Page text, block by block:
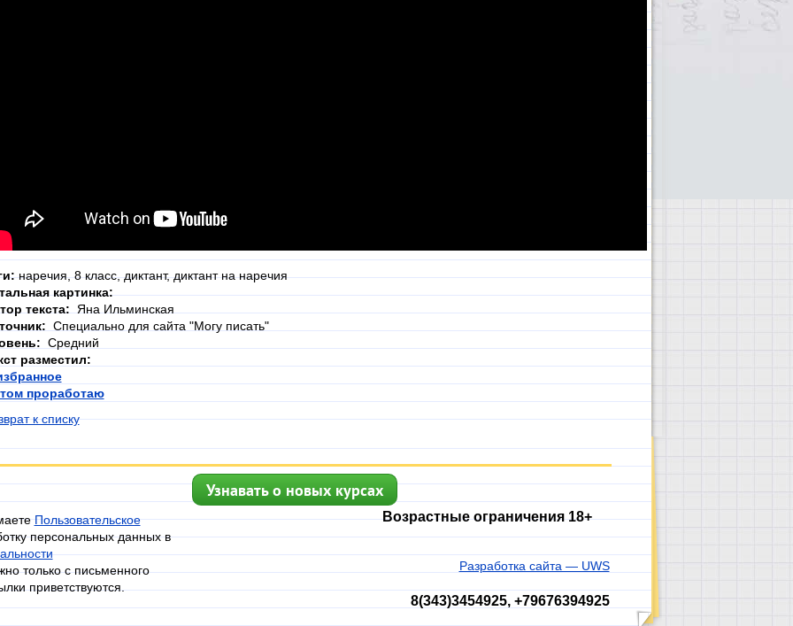
наречия, 8 класс, диктант, диктант на наречия
картинка:
текста: Яна Ильминская
Специально для сайта "Могу писать"
Средний
разместил:
проработаю
к списку
Пользовательское
персональных данных в
только с письменного
приветствуются.
Узнавать о новых курсах
Возрастные ограничения 18+
Разработка сайта — UWS
8(343)3454925, +79676394925